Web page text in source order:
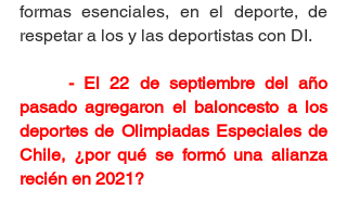
formas esenciales, en el deporte, de
respetar a los y las deportistas con DI.
- El 22 de septiembre del año
pasado agregaron el baloncesto a los
deportes de Olimpiadas Especiales de
Chile, ¿por qué se formó una alianza
recién en 2021?